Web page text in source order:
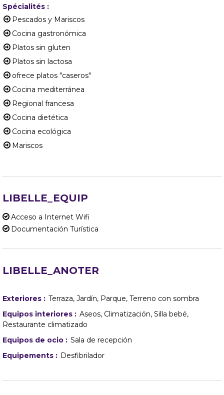
Spécialités :
Pescados y Mariscos
Cocina gastronómica
Platos sin gluten
Platos sin lactosa
ofrece platos "caseros"
Cocina mediterránea
Regional francesa
Cocina dietética
Cocina ecológica
Mariscos
LIBELLE_EQUIP
Acceso a Internet Wifi
Documentación Turística
LIBELLE_ANOTER
Exteriores : Terraza Jardín Parque Terreno con sombra
Equipos interiores : Aseos Climatización Silla bebé
Restaurante climatizado
Equipos de ocio : Sala de recepción
Equipements : Desfibrilador